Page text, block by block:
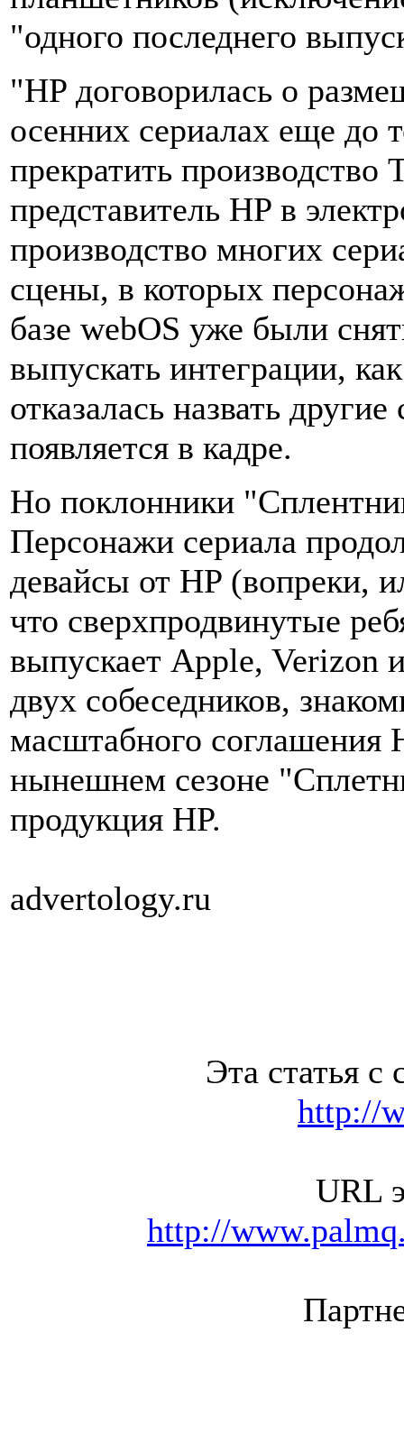
"одного последнего
"HP договорилась о
осенних сериалах еще до
прекратить производство
представитель HP в
производство многих
сцены, в которых
базе webOS уже были
выпускать интеграции,
отказалась назвать
появляется в кадре.
Но поклонники
Персонажи сериала
девайсы от HP (вопреки,
что сверхпродвинутые
выпускает Apple, Verizon
двух собеседников,
масштабного соглашения
нынешнем сезоне
продукция HP.
advertology.ru
Эта статья с
http://
URL
http://